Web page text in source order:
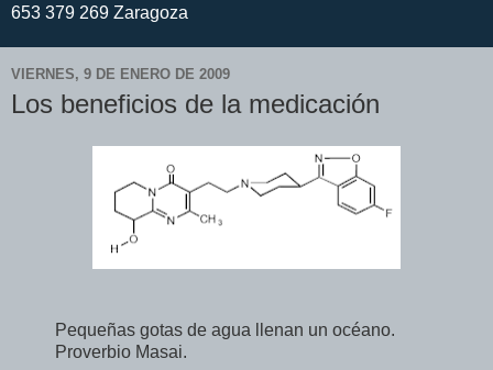
653 379 269 Zaragoza
VIERNES, 9 DE ENERO DE 2009
Los beneficios de la medicación
Pequeñas gotas de agua llenan un océano.
Proverbio Masai.